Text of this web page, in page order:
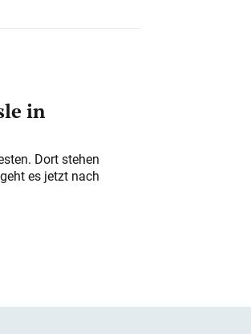
in
Dort stehen
es jetzt nach